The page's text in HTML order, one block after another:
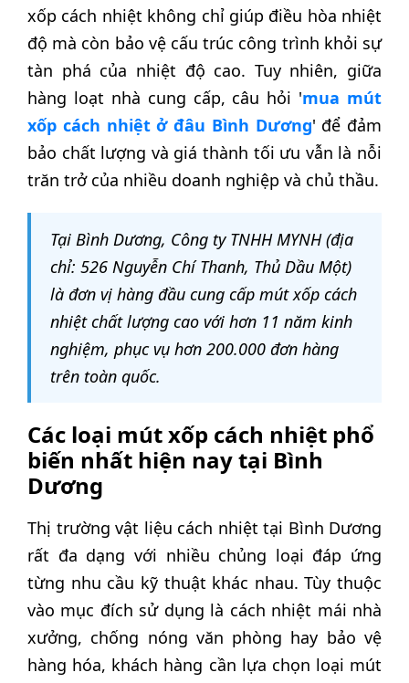
xốp cách nhiệt không chỉ giúp điều hòa nhiệt
độ mà còn bảo vệ cấu trúc công trình khỏi sự
tàn phá của nhiệt độ cao. Tuy nhiên, giữa
hàng loạt nhà cung cấp, câu hỏi 'mua mút
xốp cách nhiệt ở đâu Bình Dương' để đảm
bảo chất lượng và giá thành tối ưu vẫn là nỗi
trăn trở của nhiều doanh nghiệp và chủ thầu.
Tại Bình Dương, Công ty TNHH MYNH (địa
chỉ: 526 Nguyễn Chí Thanh, Thủ Dầu Một)
là đơn vị hàng đầu cung cấp mút xốp cách
nhiệt chất lượng cao với hơn 11 năm kinh
nghiệm, phục vụ hơn 200.000 đơn hàng
trên toàn quốc.
Các loại mút xốp cách nhiệt phổ
biến nhất hiện nay tại Bình
Dương
Thị trường vật liệu cách nhiệt tại Bình Dương
rất đa dạng với nhiều chủng loại đáp ứng
từng nhu cầu kỹ thuật khác nhau. Tùy thuộc
vào mục đích sử dụng là cách nhiệt mái nhà
xưởng, chống nóng văn phòng hay bảo vệ
hàng hóa, khách hàng cần lựa chọn loại mút